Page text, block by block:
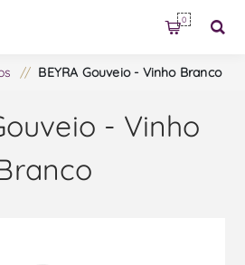
0
/ BEYRA Gouveio - Vinho Branco
- Vinho